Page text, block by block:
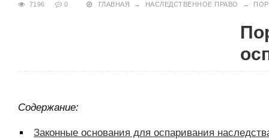
7196 0 ГЛАВНАЯ → НАСЛЕДСТВЕННОЕ ПРАВО →
Содержание:
Законные основания для оспаривания